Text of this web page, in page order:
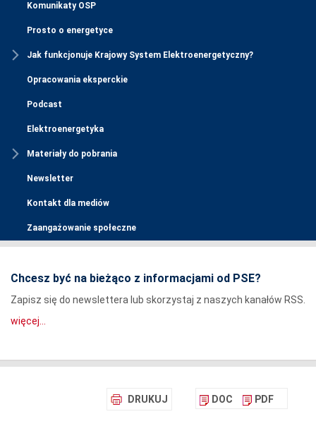
Komunikaty OSP
Prosto o energetyce
Jak funkcjonuje Krajowy System Elektroenergetyczny?
Opracowania eksperckie
Podcast
Elektroenergetyka
Materiały do pobrania
Newsletter
Kontakt dla mediów
Zaangażowanie społeczne
Chcesz być na bieżąco z informacjami od PSE?
Zapisz się do newslettera lub skorzystaj z naszych kanałów RSS.
więcej...
DRUKUJ DOC PDF